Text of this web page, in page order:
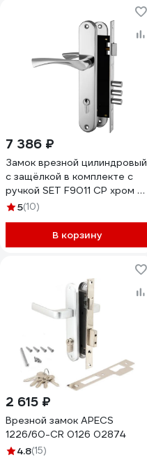
7 386 ₽
Замок врезной цилиндровый
с защёлкой в комплекте с
ручкой SET F9011 CP хром 5
кл. Fuaro 30637
5(10)
В корзину
2 615 ₽
Врезной замок APECS
1226/60-CR 0126 02874
4.8(15)